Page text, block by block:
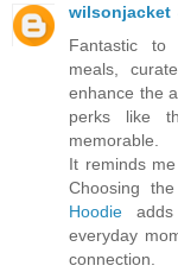
wilsonjacket
Fantastic to
meals,
enhance the
perks like
memorable.
It reminds
Choosing the
Hoodie
everyday
connection.